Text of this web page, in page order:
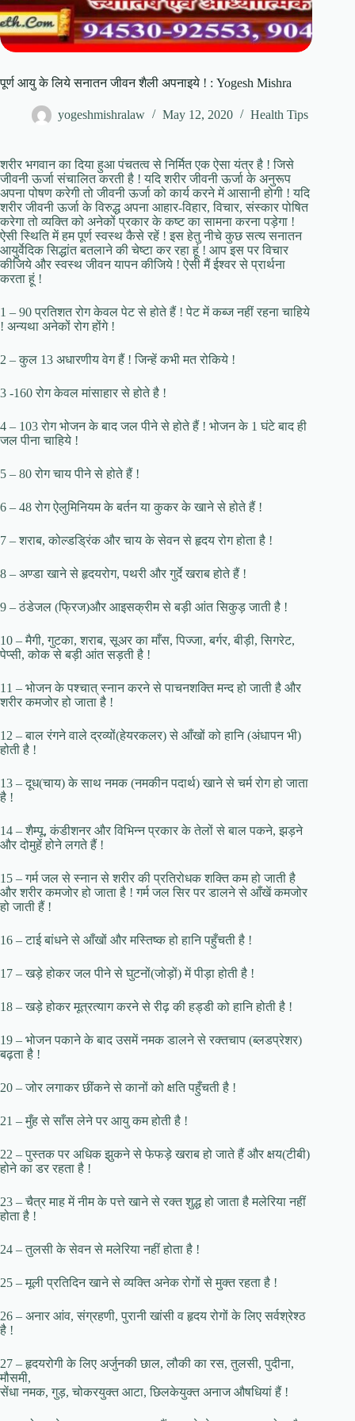
पूर्ण आयु के लिये सनातन जीवन शैली अपनाइये ! : Yogesh Mishra
yogeshmishralaw May 12, 2020 Health Tips
शरीर भगवान का दिया हुआ पंचतत्व से निर्मित एक ऐसा यंत्र है ! जिसे
जीवनी ऊर्जा संचालित करती है ! यदि शरीर जीवनी ऊर्जा के अनुरूप
अपना पोषण करेगी तो जीवनी ऊर्जा को कार्य करने में आसानी होगी ! यदि
शरीर जीवनी ऊर्जा के विरुद्ध अपना आहार-विहार, विचार, संस्कार पोषित
करेगा तो व्यक्ति को अनेकों प्रकार के कष्ट का सामना करना पड़ेगा !
ऐसी स्थिति में हम पूर्ण स्वस्थ कैसे रहें ! इस हेतु नीचे कुछ सत्य सनातन
आयुर्वेदिक सिद्धांत बतलाने की चेष्टा कर रहा हूं ! आप इस पर विचार
कीजिये और स्वस्थ जीवन यापन कीजिये ! ऐसी मैं ईश्वर से प्रार्थना
करता हूं !
1 – 90 प्रतिशत रोग केवल पेट से होते हैं ! पेट में कब्ज नहीं रहना चाहिये
! अन्यथा अनेकों रोग होंगे !
2 – कुल 13 अधारणीय वेग हैं ! जिन्हें कभी मत रोकिये !
3 -160 रोग केवल मांसाहार से होते है !
4 – 103 रोग भोजन के बाद जल पीने से होते हैं ! भोजन के 1 घंटे बाद ही
जल पीना चाहिये !
5 – 80 रोग चाय पीने से होते हैं !
6 – 48 रोग ऐलुमिनियम के बर्तन या कुकर के खाने से होते हैं !
7 – शराब, कोल्डड्रिंक और चाय के सेवन से हृदय रोग होता है !
8 – अण्डा खाने से हृदयरोग, पथरी और गुर्दे खराब होते हैं !
9 – ठंडेजल (फ्रिज)और आइसक्रीम से बड़ी आंत सिकुड़ जाती है !
10 – मैगी, गुटका, शराब, सूअर का माँस, पिज्जा, बर्गर, बीड़ी, सिगरेट,
पेप्सी, कोक से बड़ी आंत सड़ती है !
11 – भोजन के पश्चात् स्नान करने से पाचनशक्ति मन्द हो जाती है और
शरीर कमजोर हो जाता है !
12 – बाल रंगने वाले द्रव्यों(हेयरकलर) से आँखों को हानि (अंधापन भी)
होती है !
13 – दूध(चाय) के साथ नमक (नमकीन पदार्थ) खाने से चर्म रोग हो जाता
है !
14 – शैम्पू, कंडीशनर और विभिन्न प्रकार के तेलों से बाल पकने, झड़ने
और दोमुहें होने लगते हैं !
15 – गर्म जल से स्नान से शरीर की प्रतिरोधक शक्ति कम हो जाती है
और शरीर कमजोर हो जाता है ! गर्म जल सिर पर डालने से आँखें कमजोर
हो जाती हैं !
16 – टाई बांधने से आँखों और मस्तिष्क हो हानि पहुँचती है !
17 – खड़े होकर जल पीने से घुटनों(जोड़ों) में पीड़ा होती है !
18 – खड़े होकर मूत्रत्याग करने से रीढ़ की हड्डी को हानि होती है !
19 – भोजन पकाने के बाद उसमें नमक डालने से रक्तचाप (ब्लडप्रेशर)
बढ़ता है !
20 – जोर लगाकर छींकने से कानों को क्षति पहुँचती है !
21 – मुँह से साँस लेने पर आयु कम होती है !
22 – पुस्तक पर अधिक झुकने से फेफड़े खराब हो जाते हैं और क्षय(टीबी)
होने का डर रहता है !
23 – चैत्र माह में नीम के पत्ते खाने से रक्त शुद्ध हो जाता है मलेरिया नहीं
होता है !
24 – तुलसी के सेवन से मलेरिया नहीं होता है !
25 – मूली प्रतिदिन खाने से व्यक्ति अनेक रोगों से मुक्त रहता है !
26 – अनार आंव, संग्रहणी, पुरानी खांसी व हृदय रोगों के लिए सर्वश्रेश्ठ
है !
27 – हृदयरोगी के लिए अर्जुनकी छाल, लौकी का रस, तुलसी, पुदीना,
मौसमी,
सेंधा नमक, गुड़, चोकरयुक्त आटा, छिलकेयुक्त अनाज औषधियां हैं !